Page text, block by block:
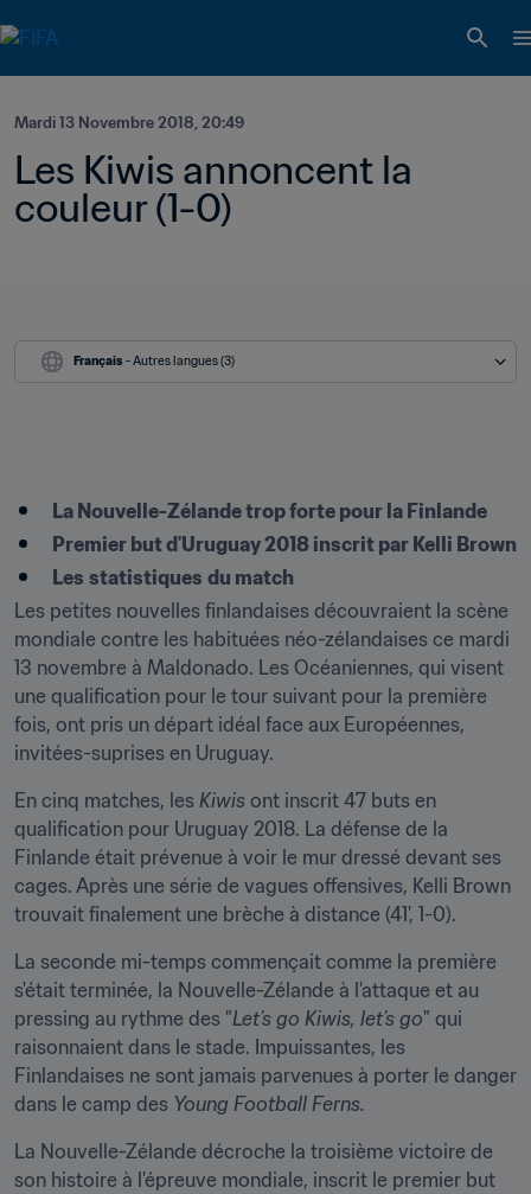
Mardi 13 Novembre 2018, 20:49
Les Kiwis annoncent la
couleur (1-0)
Français - Autres langues (3)
La Nouvelle-Zélande trop forte pour la Finlande
Premier but d'Uruguay 2018 inscrit par Kelli Brown
Les statistiques du match
Les petites nouvelles finlandaises découvraient la scène
mondiale contre les habituées néo-zélandaises ce mardi
13 novembre à Maldonado. Les Océaniennes, qui visent
une qualification pour le tour suivant pour la première
fois, ont pris un départ idéal face aux Européennes,
invitées-suprises en Uruguay.
En cinq matches, les Kiwis ont inscrit 47 buts en
qualification pour Uruguay 2018. La défense de la
Finlande était prévenue à voir le mur dressé devant ses
cages. Après une série de vagues offensives, Kelli Brown
trouvait finalement une brèche à distance (41', 1-0).
La seconde mi-temps commençait comme la première
s'était terminée, la Nouvelle-Zélande à l'attaque et au
pressing au rythme des "Let’s go Kiwis, let’s go" qui
raisonnaient dans le stade. Impuissantes, les
Finlandaises ne sont jamais parvenues à porter le danger
dans le camp des Young Football Ferns.
La Nouvelle-Zélande décroche la troisième victoire de
son histoire à l'épreuve mondiale, inscrit le premier but